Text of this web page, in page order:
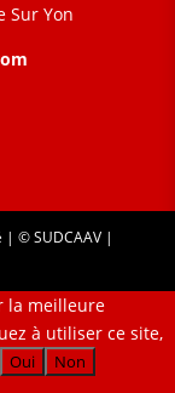
Sur Yon
| © SUDCAAV |
la meilleure
à utiliser ce site,
Oui
Non